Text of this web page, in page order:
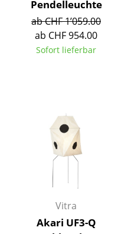
Wohnzimmer
Arbeitszimmer
Badezimmer
Stauraum
Balkon & Garten
Pendelleuchte
ab CHF 1’059.00
ab CHF 954.00
Sofort lieferbar
Vitra
Akari UF3-Q